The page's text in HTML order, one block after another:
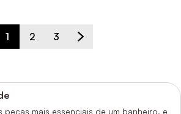
1 2 3
peças mais essenciais de um banheiro, e